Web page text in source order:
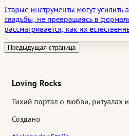
Старые инструменты могут усилить
свадьбы, не превращаясь в
рассматривается, как их
обработки, с легкой неровностью
вмешательством — помогает
Предыдущая страница
Loving Rocks
Тихий портал о любви, ритуалах и
Создано